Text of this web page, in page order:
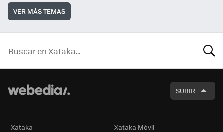
VER MÁS TEMAS
SUBIR
Xataka
Xataka Móvil